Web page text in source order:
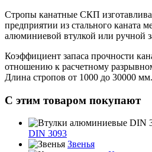
Стропы канатные СКП
предприятии из стального каната
алюминиевой втулкой или ручной
Коэффициент запаса прочности
отношению к расчетному
Длина стропов от 1000 до 30000 мм.
С этим товаром покупают
DIN 3093
Звенья